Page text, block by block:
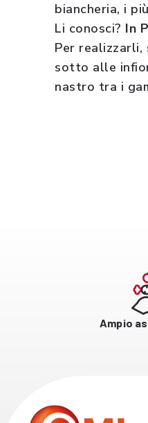
biancheria, i
Li conosci? In
Per
sotto alle
nastro tra i
Ampio